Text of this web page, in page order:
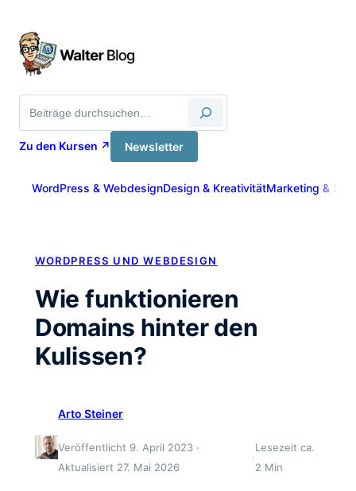
Inhalt
springen
Zu den Kursen ↗ Newsletter
WordPress & WebdesignDesign & KreativitätMarketing &
WORDPRESS UND WEBDESIGN
Wie funktionieren
Domains hinter den
Kulissen?
Arto Steiner
Veröffentlicht 9. April 2023 ·
Aktualisiert 27. Mai 2026
·
Lesezeit ca.
2 Min